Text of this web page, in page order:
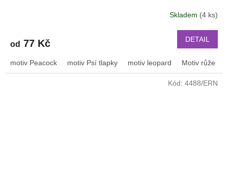
Skladem (4 ks)
od 77 Kč DETAIL
motiv Peacock motiv Psí tlapky motiv leopard Motiv růže
Kód: 4488/ERN